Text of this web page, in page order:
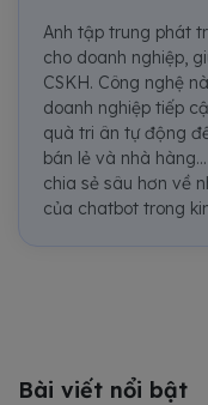
Anh tập trung phát
cho doanh nghiệp,
CSKH. Công nghệ
doanh nghiệp tiếp
quà tri ân tự động
bán lẻ và nhà
chia sẻ sâu hơn về
của chatbot trong
Bài viết nổi bật